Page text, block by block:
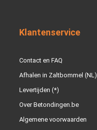
Klantenservice
Contact en FAQ
Afhalen in Zaltbommel (NL)
Levertijden (*)
Over Betondingen.be
Algemene voorwaarden